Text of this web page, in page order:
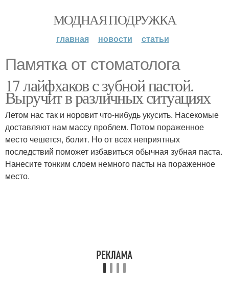
МОДНАЯ ПОДРУЖКА
главная новости статьи
Памятка от стоматолога
17 лайфхаков с зубной пастой.
Выручит в различных ситуациях
Летом нас так и норовит что-нибудь укусить. Насекомые
доставляют нам массу проблем. Потом пораженное
место чешется, болит. Но от всех неприятных
последствий поможет избавиться обычная зубная паста.
Нанесите тонким слоем немного пасты на пораженное
место.